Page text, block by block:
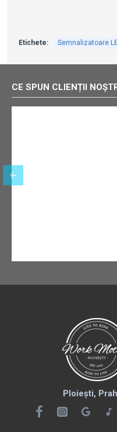
Etichete: Semnalizatoare
CE SPUN CLIENȚII
Ploiești,